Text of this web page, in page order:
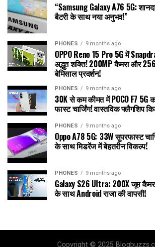
“Samsung Galaxy A76 5G:
बैटरी के साथ नया अनुभव!”
PHONES 9 months ago
OPPO Reno 15 Pro 5G में
अद्भुत शक्ति! 200MP कैमरा और
बेमिसाल प्रदर्शन!
PHONES 9 months ago
30K से कम कीमत में POCO F7 5G
फास्ट चार्जिंग! वास्तविक फ्लैगशिप
PHONES 9 months ago
Oppo A78 5G: 33W सुपरफास्ट
के साथ मिडरेंज में बेहतरीन विकल्प!
PHONES 9 months ago
Galaxy S26 Ultra: 200X जूम
के साथ Android राजा की वापसी!
Copyright © 2025